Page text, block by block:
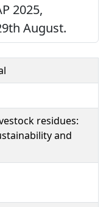
2025,
August.
residues:
and